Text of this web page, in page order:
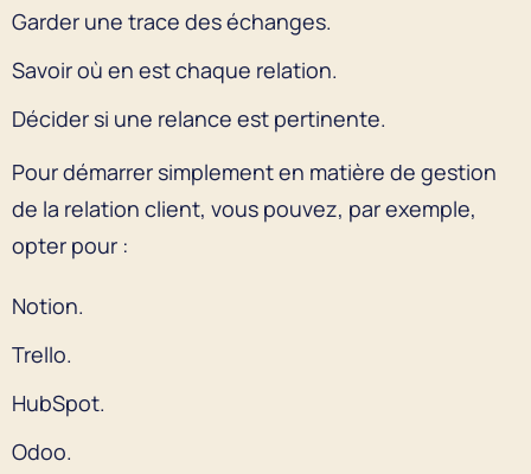
Garder une trace des échanges.
Savoir où en est chaque relation.
Décider si une relance est pertinente.
Pour démarrer simplement en matière de gestion
de la relation client, vous pouvez, par exemple,
opter pour :
Notion.
Trello.
HubSpot.
Odoo.